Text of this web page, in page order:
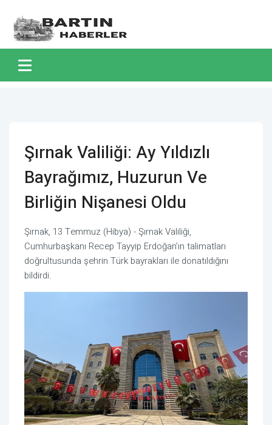
Şırnak Valiliği: Ay Yıldızlı
Bayrağımız, Huzurun Ve
Birliğin Nişanesi Oldu
Şırnak, 13 Temmuz (Hibya) - Şırnak Valiliği,
Cumhurbaşkanı Recep Tayyip Erdoğan’ın talimatları
doğrultusunda şehrin Türk bayrakları ile donatıldığını
bildirdi.